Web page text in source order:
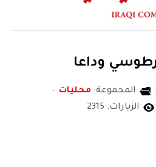
وداعا
المجموعة: محليات
الزيارات: 2315